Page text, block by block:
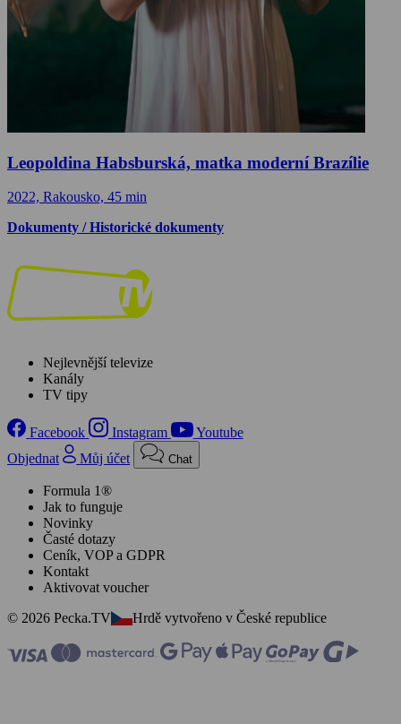
Leopoldina Habsburská, matka moderní Brazílie
2022, Rakousko, 45 min
Dokumenty / Historické dokumenty
Nejlevnější televize
Kanály
TV tipy
Facebook Instagram
Youtube
Objednat
Můj účet Chat
Formula 1®
Jak to funguje
Novinky
Časté dotazy
Ceník, VOP a GDPR
Kontakt
Aktivovat voucher
© 2026 Pecka.TV
Hrdě vytvořeno v České republice